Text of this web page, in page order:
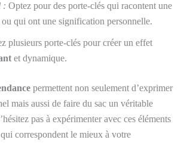
: Optez pour des porte-clés qui racontent une
qui ont une signification personnelle.
plusieurs porte-clés pour créer un effet
et dynamique.
permettent non seulement d’exprimer
mais aussi de faire du sac un véritable
pas à expérimenter avec ces éléments
correspondent le mieux à votre